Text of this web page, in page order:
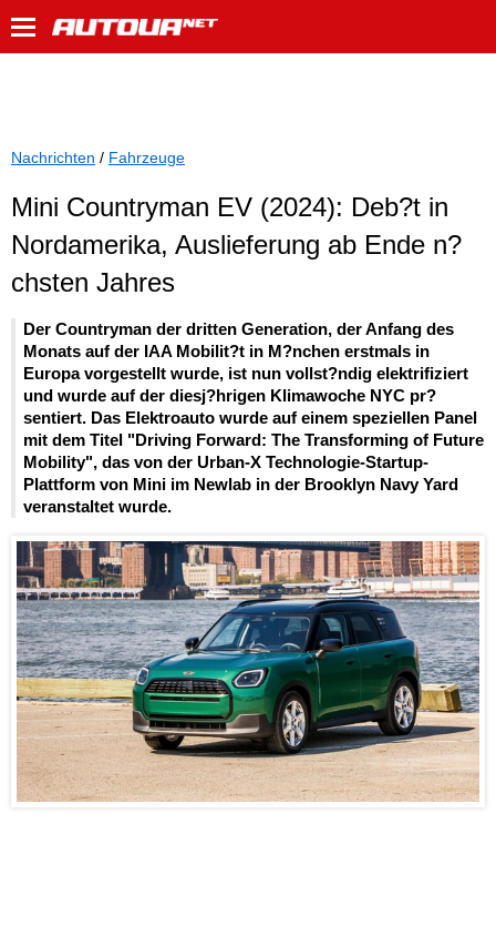
Nachrichten / Fahrzeuge
Mini Countryman EV (2024): Deb?t in
Nordamerika, Auslieferung ab Ende n?
chsten Jahres
Der Countryman der dritten Generation, der Anfang des
Monats auf der IAA Mobilit?t in M?nchen erstmals in
Europa vorgestellt wurde, ist nun vollst?ndig elektrifiziert
und wurde auf der diesj?hrigen Klimawoche NYC pr?
sentiert. Das Elektroauto wurde auf einem speziellen Panel
mit dem Titel "Driving Forward: The Transforming of Future
Mobility", das von der Urban-X Technologie-Startup-
Plattform von Mini im Newlab in der Brooklyn Navy Yard
veranstaltet wurde.